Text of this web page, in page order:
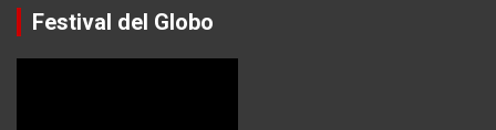
Festival del Globo